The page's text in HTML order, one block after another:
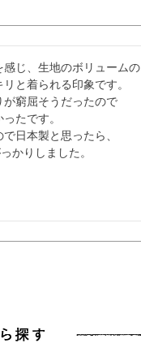
じ、生地のボリュームの
と着られる印象です。
窮屈そうだったので
たです。
日本製と思ったら、
かりしました。